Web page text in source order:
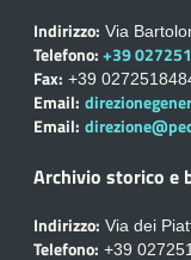
Indirizzo: Via
Telefono:+39
Fax: +39
Email:
Email:
Archivio storico e
Indirizzo: Via dei
Telefono: +39